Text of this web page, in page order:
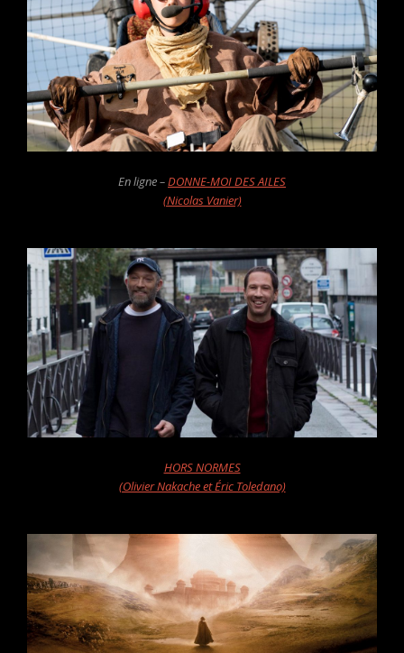
En ligne –DONNE-MOI DES AILES
(Nicolas Vanier)
HORS NORMES
(Olivier Nakache et Éric Toledano)